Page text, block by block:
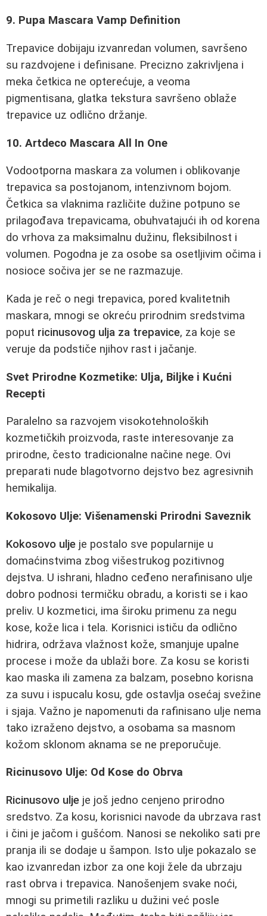
9. Pupa Mascara Vamp Definition
Trepavice dobijaju izvanredan volumen, savršeno
su razdvojene i definisane. Precizno zakrivljena i
meka četkica ne opterećuje, a veoma
pigmentisana, glatka tekstura savršeno oblaže
trepavice uz odlično držanje.
10. Artdeco Mascara All In One
Vodootporna maskara za volumen i oblikovanje
trepavica sa postojanom, intenzivnom bojom.
Četkica sa vlaknima različite dužine potpuno se
prilagođava trepavicama, obuhvatajući ih od korena
do vrhova za maksimalnu dužinu, fleksibilnost i
volumen. Pogodna je za osobe sa osetljivim očima i
nosioce sočiva jer se ne razmazuje.
Kada je reč o negi trepavica, pored kvalitetnih
maskara, mnogi se okreću prirodnim sredstvima
poput ricinusovog ulja za trepavice, za koje se
veruje da podstiče njihov rast i jačanje.
Svet Prirodne Kozmetike: Ulja, Biljke i Kućni
Recepti
Paralelno sa razvojem visokotehnoloških
kozmetičkih proizvoda, raste interesovanje za
prirodne, često tradicionalne načine nege. Ovi
preparati nude blagotvorno dejstvo bez agresivnih
hemikalija.
Kokosovo Ulje: Višenamenski Prirodni Saveznik
Kokosovo ulje je postalo sve popularnije u
domaćinstvima zbog višestrukog pozitivnog
dejstva. U ishrani, hladno ceđeno nerafinisano ulje
dobro podnosi termičku obradu, a koristi se i kao
preliv. U kozmetici, ima široku primenu za negu
kose, kože lica i tela. Korisnici ističu da odlično
hidrira, održava vlažnost kože, smanjuje upalne
procese i može da ublaži bore. Za kosu se koristi
kao maska ili zamena za balzam, posebno korisna
za suvu i ispucalu kosu, gde ostavlja osećaj svežine
i sjaja. Važno je napomenuti da rafinisano ulje nema
tako izraženo dejstvo, a osobama sa masnom
kožom sklonom aknama se ne preporučuje.
Ricinusovo Ulje: Od Kose do Obrva
Ricinusovo ulje je još jedno cenjeno prirodno
sredstvo. Za kosu, korisnici navode da ubrzava rast
i čini je jačom i gušćom. Nanosi se nekoliko sati pre
pranja ili se dodaje u šampon. Isto ulje pokazalo se
kao izvanredan izbor za one koji žele da ubrzaju
rast obrva i trepavica. Nanošenjem svake noći,
mnogi su primetili razliku u dužini već posle